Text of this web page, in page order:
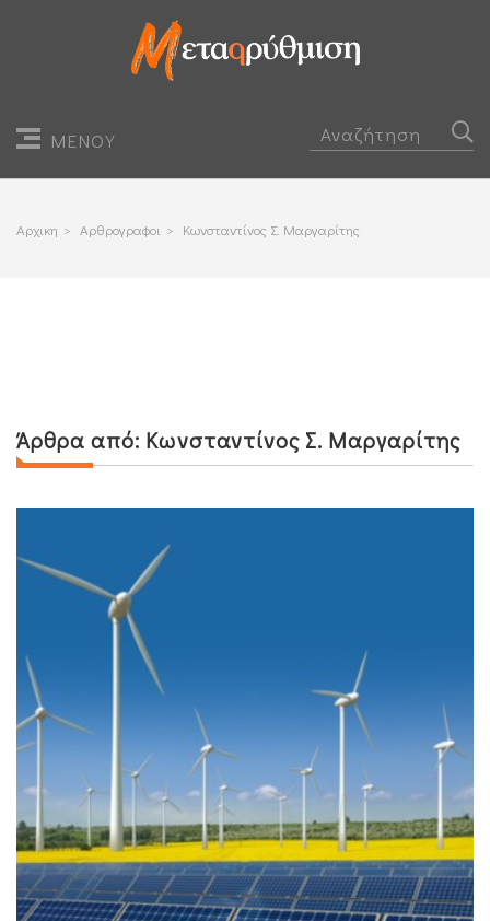
ΜΕΝΟΥ
Αρχικη > Αρθρογραφοι > Κωνσταντίνος Σ. Μαργαρίτης
Άρθρα από: Κωνσταντίνος Σ. Μαργαρίτης